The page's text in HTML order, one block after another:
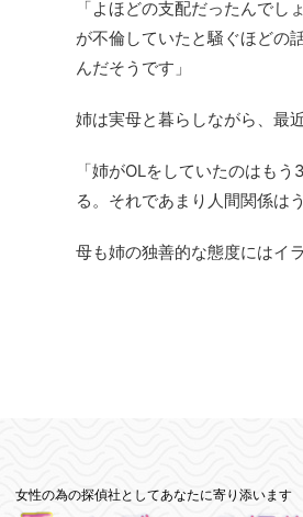
「よほどの支配だったんで
が不倫していたと騒ぐほどの
んだそうです」
姉は実母と暮らしながら、最
「姉がOLをしていたのはも
る。それであまり人間関係は
母も姉の独善的な態度にはイ
女性の為の探偵社としてあなたに寄り添います